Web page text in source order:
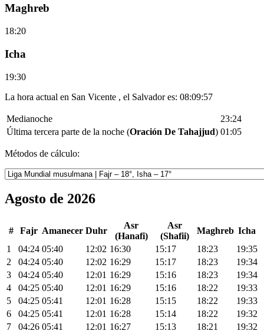
Maghreb
18:20
Icha
19:30
La hora actual en San Vicente , el Salvador es: 08:09:57
Medianoche
23:24
Última tercera parte de la noche (Oración De Tahajjud) 01:05
Métodos de cálculo:
Agosto de 2026
# Fajr Amanecer Duhr
Asr
(Hanafi)
Asr
(Shafii)
Maghreb Icha
1
04:24 05:40 12:02 16:30 15:17 18:23
19:35
2
04:24 05:40 12:02 16:29 15:17 18:23
19:34
3
04:24 05:40 12:01 16:29 15:16 18:23
19:34
4
04:25 05:40 12:01 16:29 15:16 18:22
19:33
5
04:25 05:41 12:01 16:28 15:15 18:22
19:33
6
04:25 05:41 12:01 16:28 15:14 18:22
19:32
7
04:26 05:41 12:01 16:27 15:13 18:21
19:32